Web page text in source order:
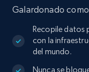
Galardonado
Recopile datos
con la
del mundo.
Nunca se